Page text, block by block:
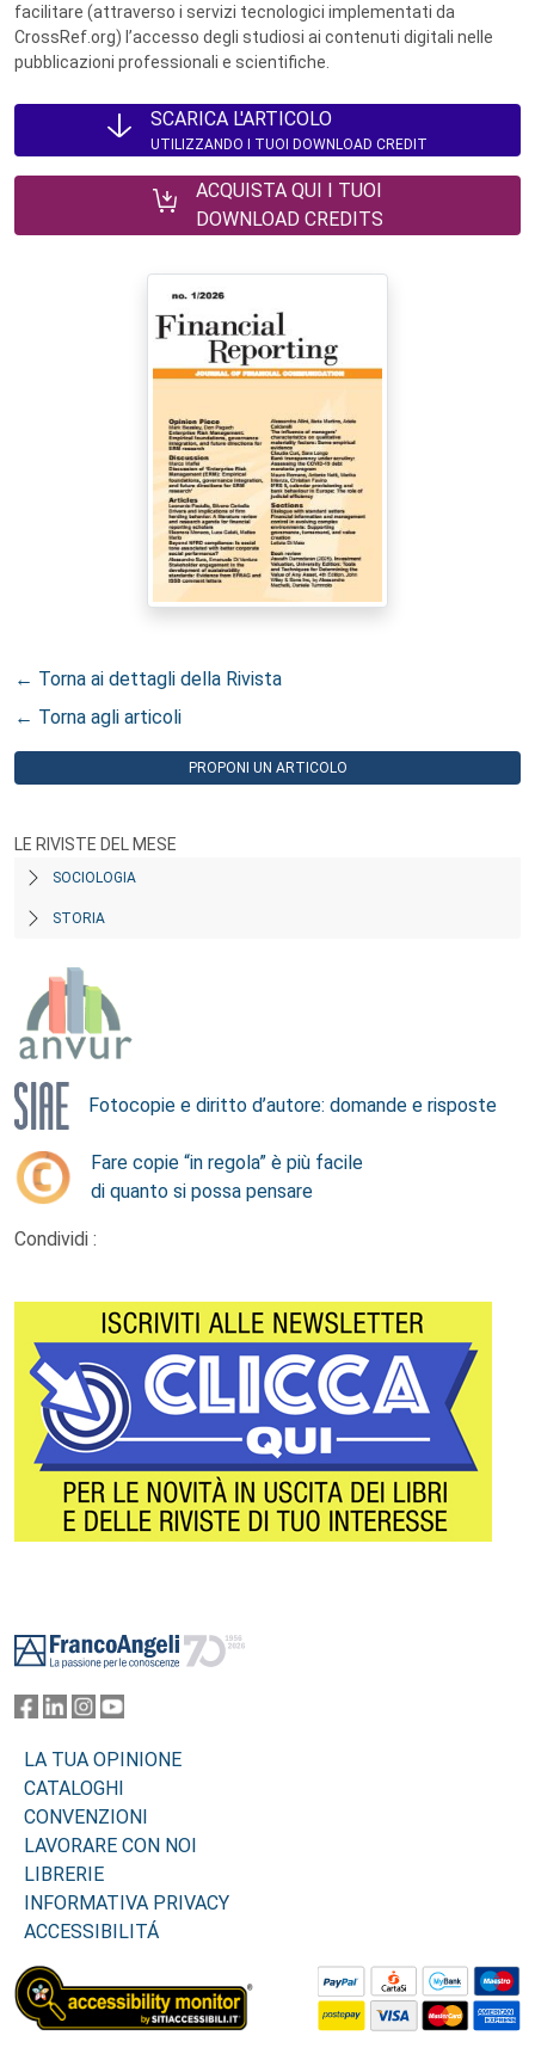
facilitare (attraverso i servizi tecnologici implementati da
CrossRef.org) l’accesso degli studiosi ai contenuti digitali nelle
pubblicazioni professionali e scientifiche.
SCARICA L'ARTICOLO
UTILIZZANDO I TUOI DOWNLOAD CREDIT
ACQUISTA QUI I TUOI
DOWNLOAD CREDITS
← Torna ai dettagli della Rivista
← Torna agli articoli
PROPONI UN ARTICOLO
LE RIVISTE DEL MESE
SOCIOLOGIA
STORIA
Fotocopie e diritto d’autore: domande e risposte
Fare copie “in regola” è più facile
di quanto si possa pensare
Condividi :
LA TUA OPINIONE
CATALOGHI
CONVENZIONI
LAVORARE CON NOI
LIBRERIE
INFORMATIVA PRIVACY
ACCESSIBILITÁ